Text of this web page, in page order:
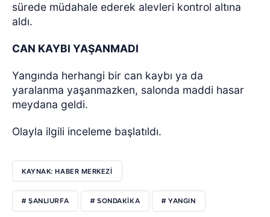
sürede müdahale ederek alevleri kontrol altına
aldı.
CAN KAYBI YAŞANMADI
Yangında herhangi bir can kaybı ya da
yaralanma yaşanmazken, salonda maddi hasar
meydana geldi.
Olayla ilgili inceleme başlatıldı.
KAYNAK: HABER MERKEZİ
# ŞANLIURFA # SONDAKIKA # YANGIN